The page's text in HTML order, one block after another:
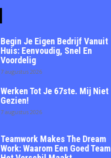
Begin Je Eigen Bedrijf Vanuit
Huis: Eenvoudig, Snel En
Voordelig
7 augustus 2026
Werken Tot Je 67ste. Mij Niet
Gezien!
7 augustus 2026
Teamwork Makes The Dream
Work: Waarom Een Goed Team